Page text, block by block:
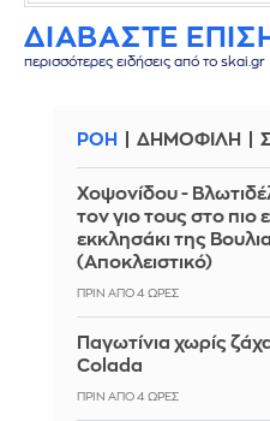
ΔΙΑΒΑΣΤΕ
περισσότερες ειδήσεις από το skai.gr
ΡΟΗ ΔΗΜΟΦΙΛΗ
Χοψονίδου -
τον γιο τους στο πιο
εκκλησάκι της
(Αποκλειστικό)
ΠΡΙΝ ΑΠΌ 4 ΏΡΕΣ
Παγωτίνια χωρίς
Colada
ΠΡΙΝ ΑΠΌ 4 ΏΡΕΣ